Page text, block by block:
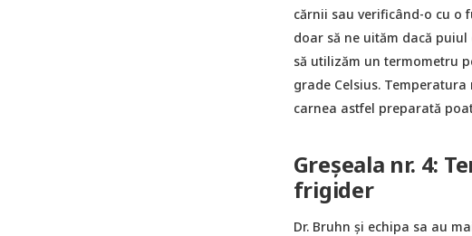
cărnii sau verificând-o cu o
doar să ne uităm dacă
să utilizăm un termometru
grade Celsius.
carnea astfel preparată
Greșeala nr. 4:
frigider
Dr. Bruhn şi echipa sa au